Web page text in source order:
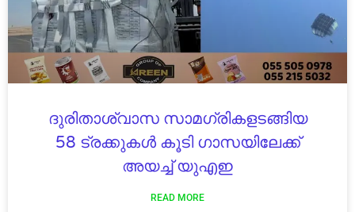
ദുരിതാശ്വാസ സാമഗ്രികളടങ്ങിയ
58 ട്രക്കുകൾ കൂടി ഗാസയിലേക്ക്
അയച്ച് യുഎഇ
READ MORE